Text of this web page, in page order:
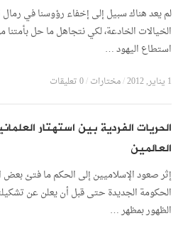
لم يعد هناك سبيل إلى إخفاء رؤوسنا في
الخيالات الخادعة، لكي نتجاهل ما حل بأمتنا
استطاع اليهود …
1 يناير, 2012 /مختارات/0 تعليقات
الحريات الفردية بين استهتار
العالمين
إثر صعود الإسلاميين إلى الحكم ما فتئ
الحكومة الجديدة حتى قبل أن يعلن عن
الظهور بمظهر …